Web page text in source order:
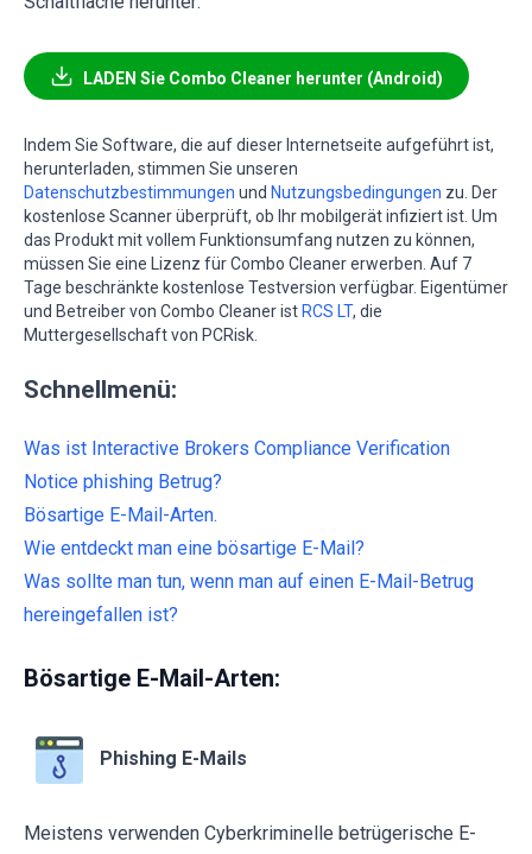
LADEN Sie Combo Cleaner herunter (Android)
Indem Sie Software, die auf dieser Internetseite aufgeführt ist,
herunterladen, stimmen Sie unseren
Datenschutzbestimmungen und Nutzungsbedingungen zu. Der
kostenlose Scanner überprüft, ob Ihr mobilgerät infiziert ist. Um
das Produkt mit vollem Funktionsumfang nutzen zu können,
müssen Sie eine Lizenz für Combo Cleaner erwerben. Auf 7
Tage beschränkte kostenlose Testversion verfügbar. Eigentümer
und Betreiber von Combo Cleaner ist RCS LT, die
Muttergesellschaft von PCRisk.
Schnellmenü:
Was ist Interactive Brokers Compliance Verification
Notice phishing Betrug?
Bösartige E-Mail-Arten.
Wie entdeckt man eine bösartige E-Mail?
Was sollte man tun, wenn man auf einen E-Mail-Betrug
hereingefallen ist?
Bösartige E-Mail-Arten:
Phishing E-Mails
Meistens verwenden Cyberkriminelle betrügerische E-